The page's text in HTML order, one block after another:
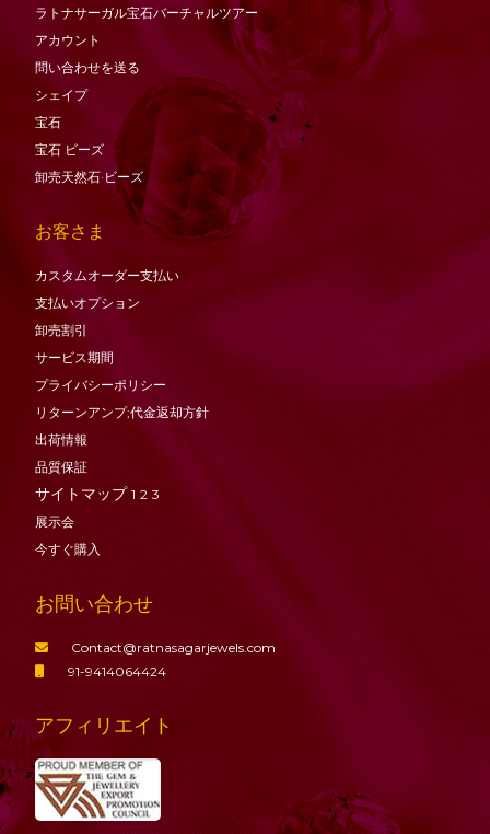
ラトナサーガル宝石バーチャ​​ルツアー
アカウント
問い合わせを送る
シェイプ
宝石
宝石 ビーズ
卸売天然石·ビーズ
お客さま
カスタムオーダー支払い
支払いオプション
卸売割引
サービス期間
プライバシーポリシー
リターンアンプ;代金返却方針
出荷情報
品質保証
サイトマップ 1 2 3
展示会
今すぐ購入
お問い合わせ
Contact@ratnasagarjewels.com
91-9414064424
アフィリエイト